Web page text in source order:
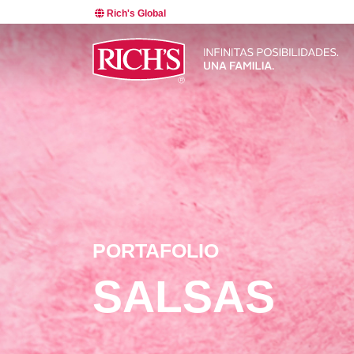
Rich's Global
PORTAFOLIO
SALSAS